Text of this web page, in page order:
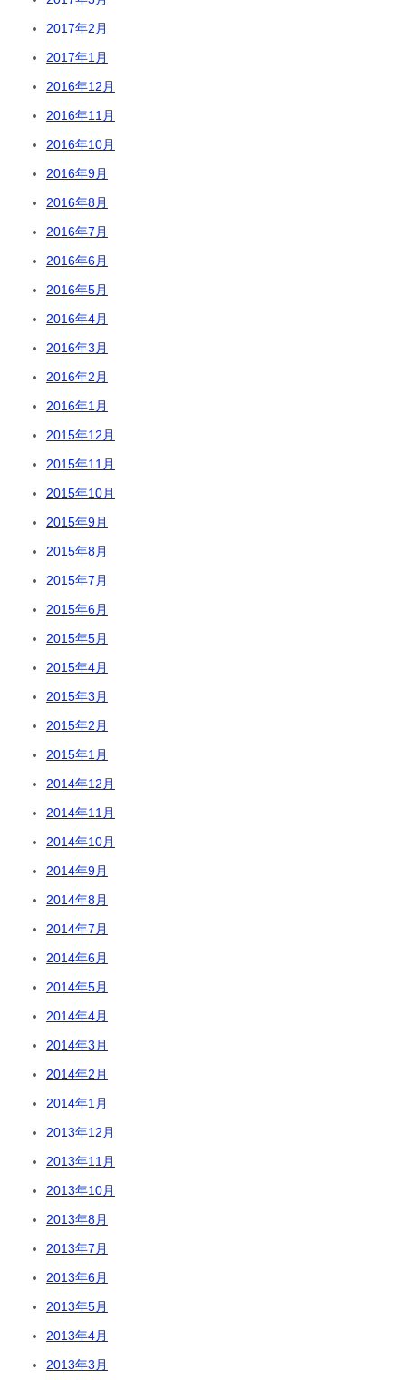
2017年2月
2017年1月
2016年12月
2016年11月
2016年10月
2016年9月
2016年8月
2016年7月
2016年6月
2016年5月
2016年4月
2016年3月
2016年2月
2016年1月
2015年12月
2015年11月
2015年10月
2015年9月
2015年8月
2015年7月
2015年6月
2015年5月
2015年4月
2015年3月
2015年2月
2015年1月
2014年12月
2014年11月
2014年10月
2014年9月
2014年8月
2014年7月
2014年6月
2014年5月
2014年4月
2014年3月
2014年2月
2014年1月
2013年12月
2013年11月
2013年10月
2013年8月
2013年7月
2013年6月
2013年5月
2013年4月
2013年3月